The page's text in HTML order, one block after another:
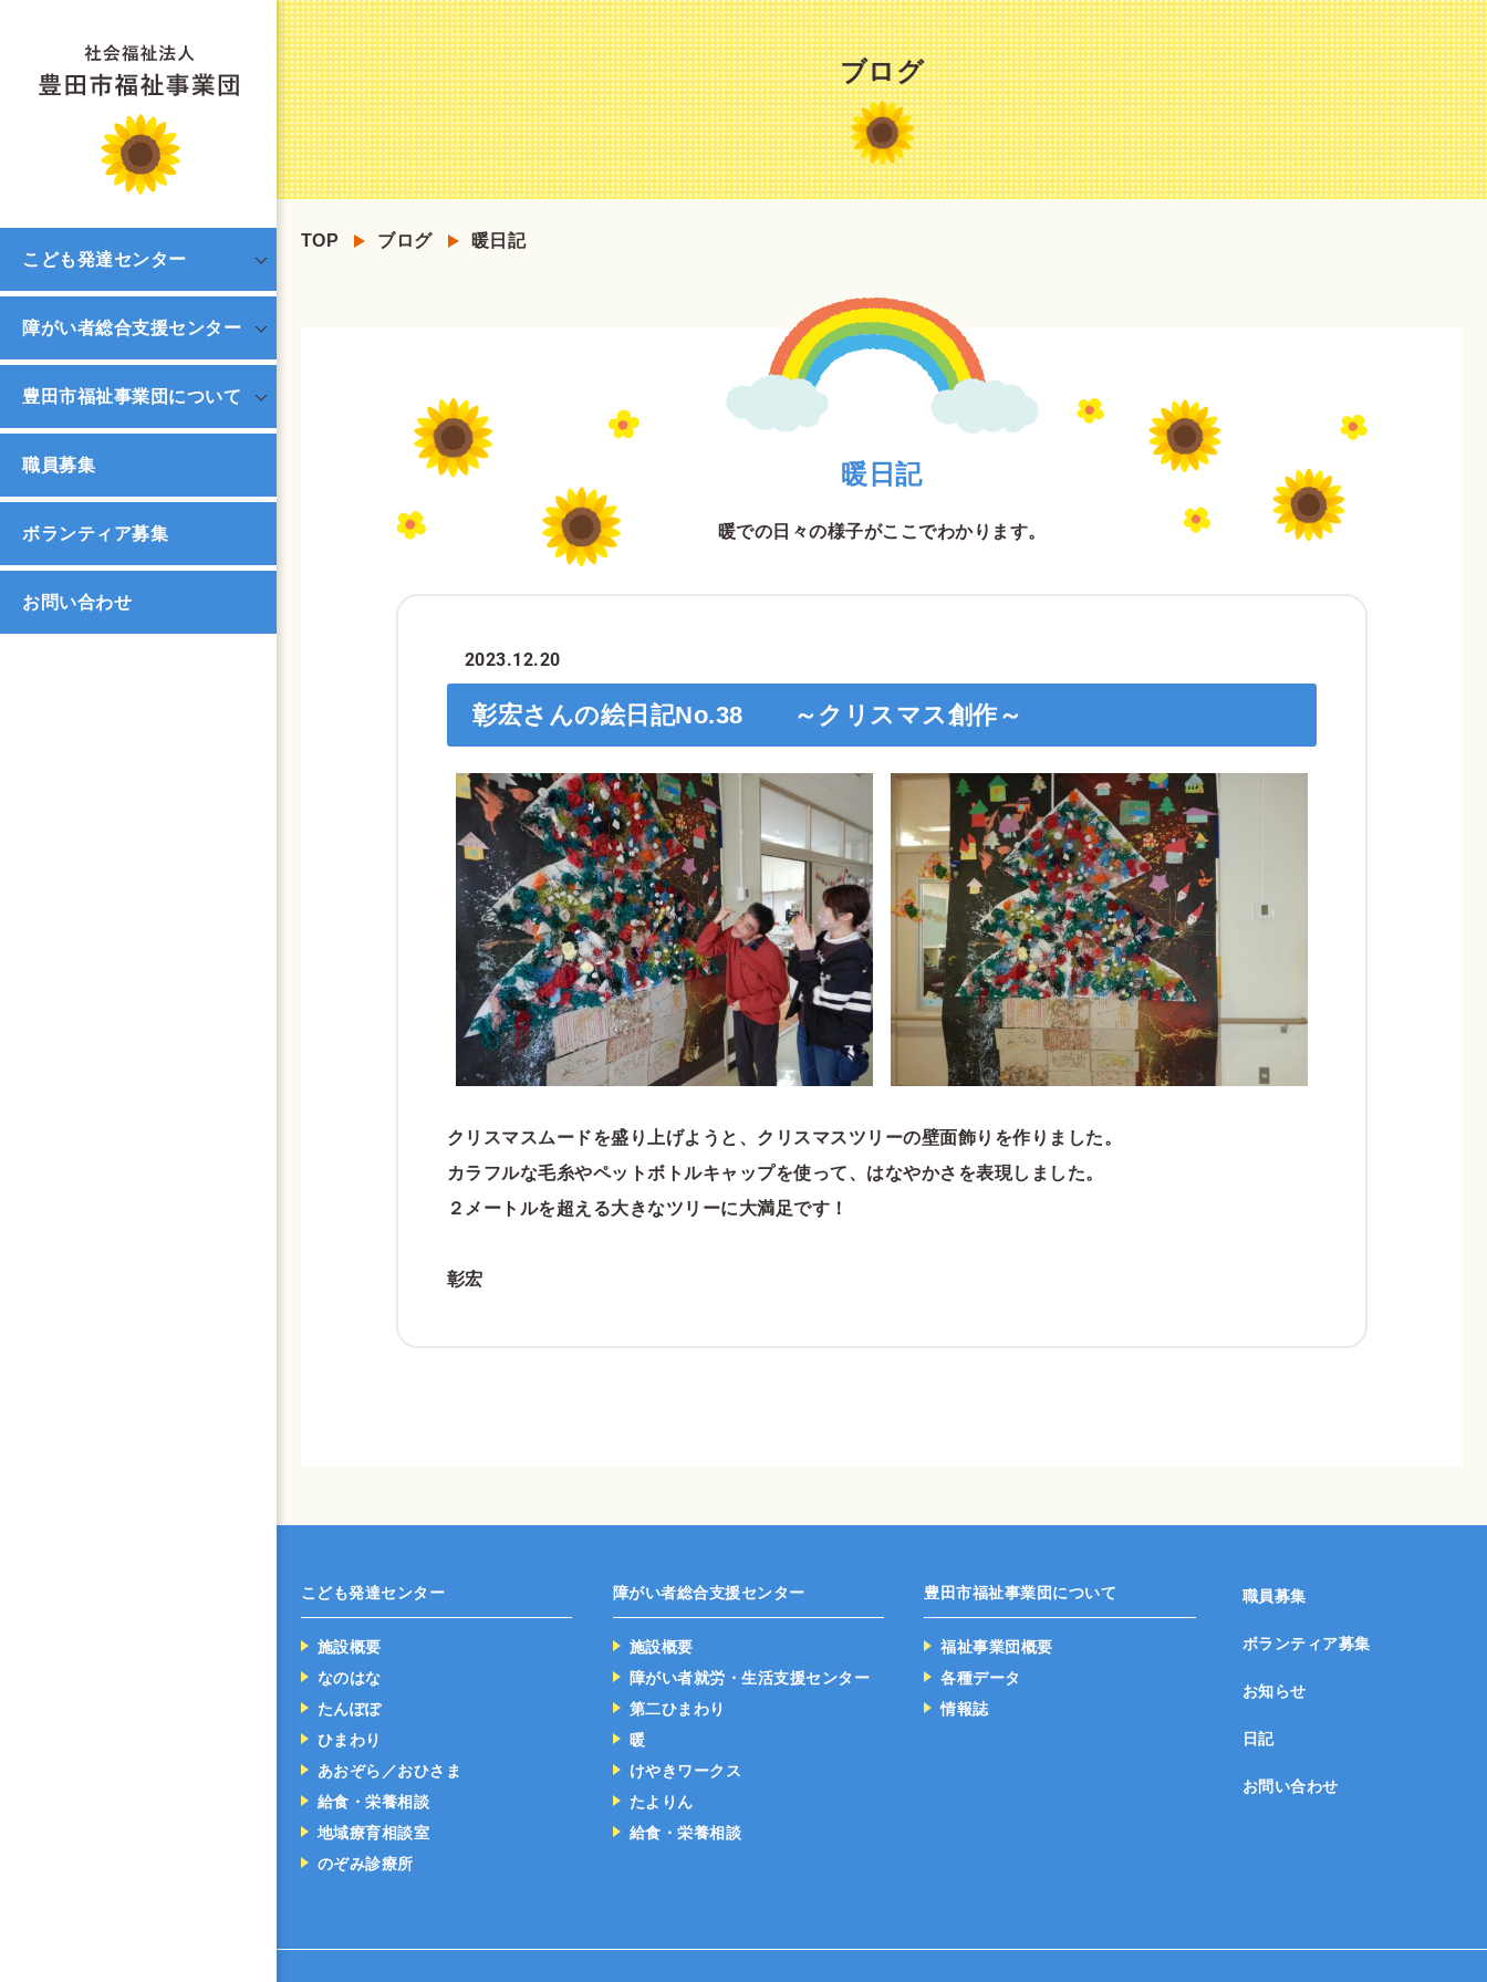
こども発達センター
障がい者総合支援センター
豊田市福祉事業団について
職員募集
ボランティア募集
お問い合わせ
ブログ
TOP ブログ 暖日記
暖日記
暖での日々の様子がここでわかります。
2023.12.20
彰宏さんの絵日記No.38 ～クリスマス創作～
クリスマスムードを盛り上げようと、クリスマスツリーの壁面飾りを作りました。
カラフルな毛糸やペットボトルキャップを使って、はなやかさを表現しました。
２メートルを超える大きなツリーに大満足です！
彰宏
こども発達センター
施設概要
なのはな
たんぽぽ
ひまわり
あおぞら／おひさま
給食・栄養相談
地域療育相談室
のぞみ診療所
障がい者総合支援センター
施設概要
障がい者就労・生活支援センター
第二ひまわり
暖
けやきワークス
たよりん
給食・栄養相談
豊田市福祉事業団について
福祉事業団概要
各種データ
情報誌
職員募集
ボランティア募集
お知らせ
日記
お問い合わせ